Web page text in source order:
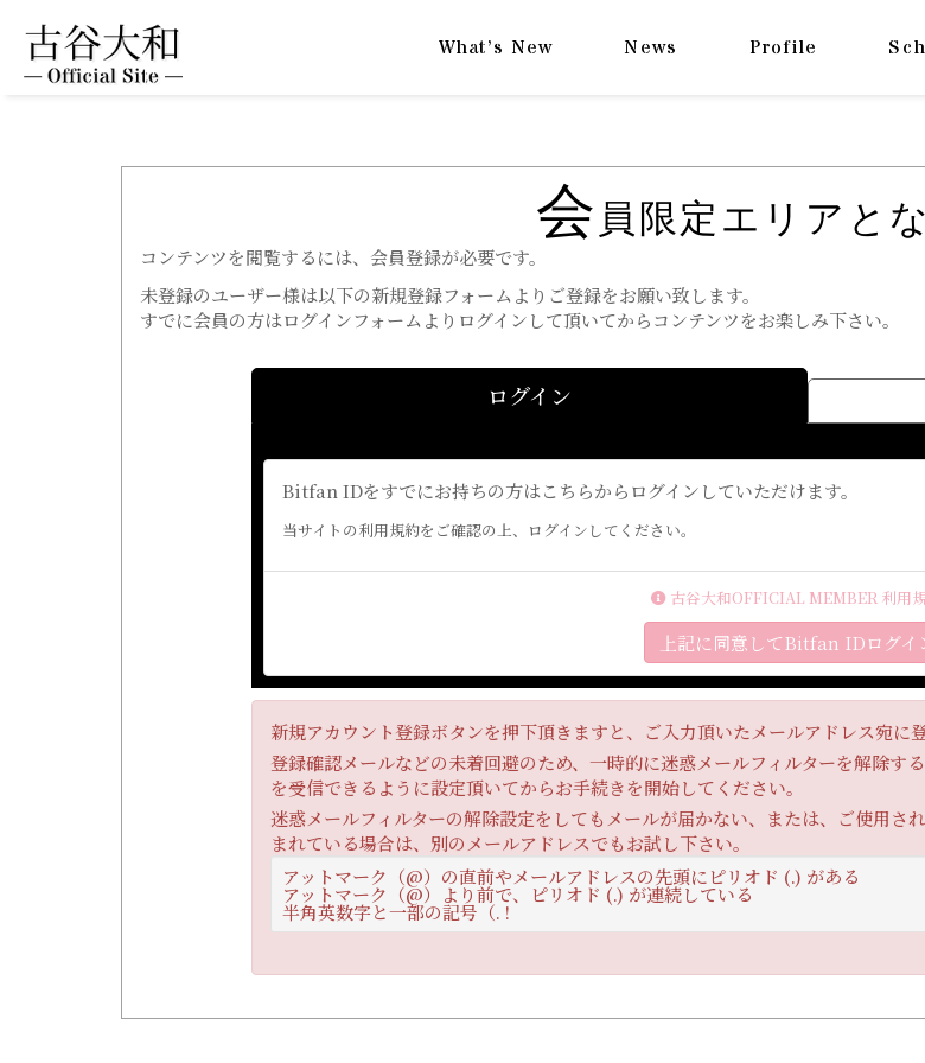
会員限定エリアと
コンテンツを閲覧するには、会員登録が必要です。
未登録のユーザー様は以下の新規登録フォームよりご登録をお願い致します。
すでに会員の方はログインフォームよりログインして頂いてからコンテンツをお楽しみ下さい。
ログイン
Bitfan IDをすでにお持ちの方はこちらからログインしていただけます。
当サイトの利用規約をご確認の上、ログインしてください。
古谷大和OFFICIAL MEMBER 利用
上記に同意してBitfan IDログイ
新規アカウント登録ボタンを押下頂きますと、ご入力頂いたメールアドレス宛に
登録確認メールなどの未着回避のため、一時的に迷惑メールフィルターを解除
を受信できるように設定頂いてからお手続きを開始してください。
迷惑メールフィルターの解除設定をしてもメールが届かない、または、ご使用さ
まれている場合は、別のメールアドレスでもお試し下さい。
アットマーク（@）の直前やメールアドレスの先頭にピリオド (.) がある
アットマーク（@）より前で、ピリオド (.) が連続している
半角英数字と一部の記号（. !
What’s New News Profile